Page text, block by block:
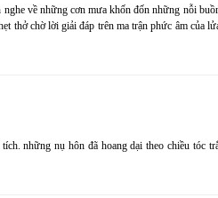
về những cơn mưa khốn đốn những nỗi
thở chờ lời giải đáp trên ma trận phức âm của
những nụ hôn đã hoang dại theo chiều tóc